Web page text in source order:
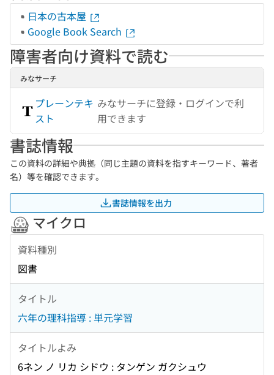
日本の古本屋
Google Book Search
障害者向け資料で読む
みなサーチ
プレーンテキ
スト
みなサーチに登録・ログインで利
用できます
書誌情報
この資料の詳細や典拠（同じ主題の資料を指すキーワード、著者
名）等を確認できます。
書誌情報を出力
マイクロ
資料種別
図書
タイトル
六年の理科指導 : 単元学習
タイトルよみ
6ネン ノ リカ シドウ : タンゲン ガクシュウ